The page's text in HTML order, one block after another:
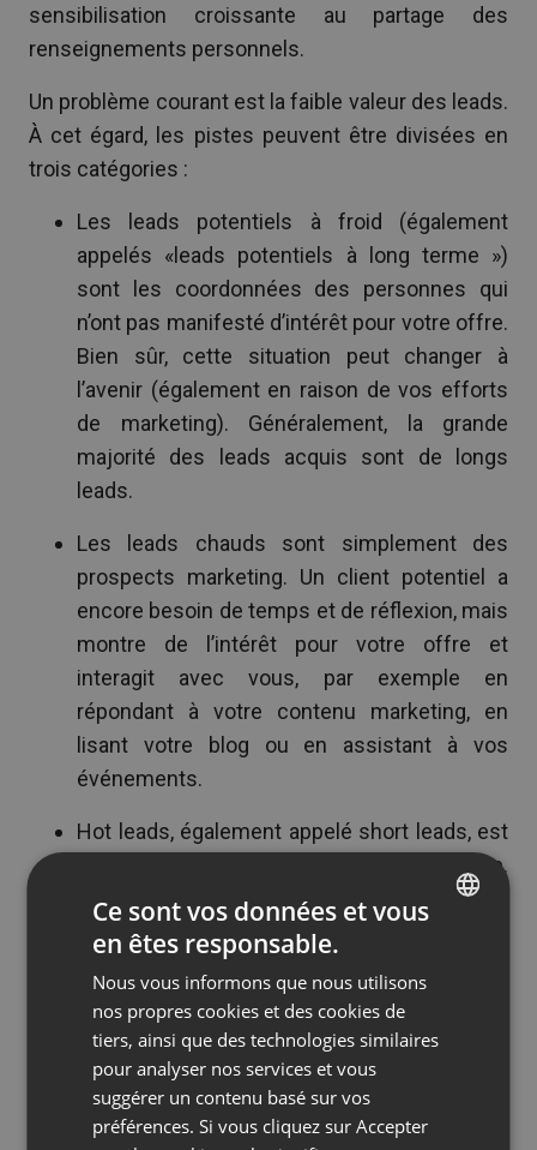
sensibilisation croissante au partage des
renseignements personnels.
Un problème courant est la faible valeur des leads.
À cet égard, les pistes peuvent être divisées en
trois catégories :
Les leads potentiels à froid (également
appelés «leads potentiels à long terme »)
sont les coordonnées des personnes qui
n’ont pas manifesté d’intérêt pour votre offre.
Bien sûr, cette situation peut changer à
l’avenir (également en raison de vos efforts
de marketing). Généralement, la grande
majorité des leads acquis sont de longs
leads.
Les leads chauds sont simplement des
prospects marketing. Un client potentiel a
encore besoin de temps et de réflexion, mais
montre de l’intérêt pour votre offre et
interagit avec vous, par exemple en
répondant à votre contenu marketing, en
lisant votre blog ou en assistant à vos
événements.
Hot leads, également appelé short leads, est
un autre nom pour les prospects de vente.
Ce groupe comprend les prospects les plus
précieux qui sont susceptibles de se
transformer en ventes.
Le processus de génération de prospects
démarre un cycle qui ne se termine pas lorsqu’un
client est acquis. Un groupe de clients payants
devrait également être ciblé par des efforts de
FRENCH
GERMAN
Ce sont vos données et vous
en êtes responsable.
Nous vous informons que nous utilisons
nos propres cookies et des cookies de
tiers, ainsi que des technologies similaires
pour analyser nos services et vous
suggérer un contenu basé sur vos
préférences. Si vous cliquez sur Accepter